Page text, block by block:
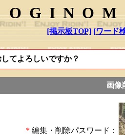
[掲示板TOP] [ワード
てよろしいですか？
画像
* 編集・削除パスワード：